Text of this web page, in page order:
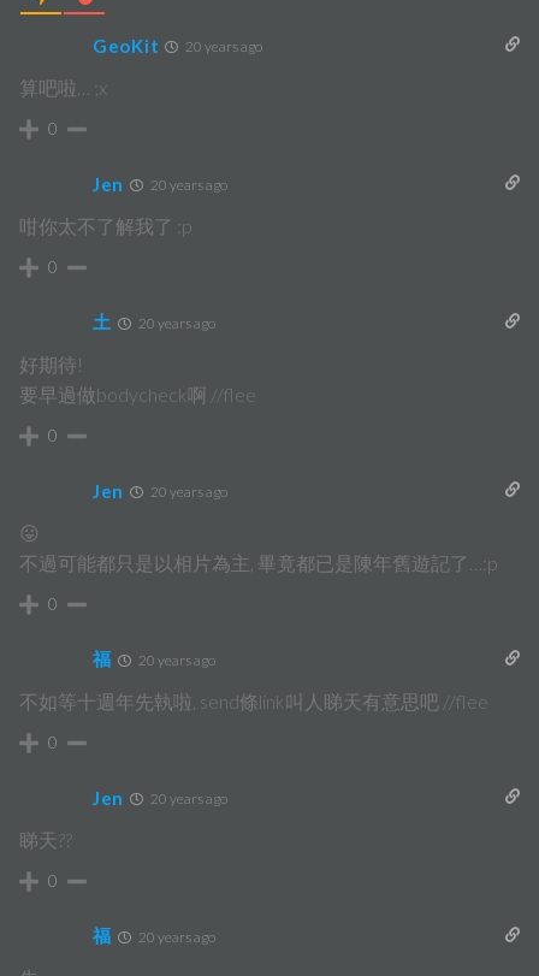
GeoKit 20 years ago
算吧啦… ;x
0
Jen 20 years ago
咁你太不了解我了 :p
0
土 20 years ago
好期待!
要早過做bodycheck啊 //flee
0
Jen 20 years ago
😛
不過可能都只是以相片為主, 畢竟都已是陳年舊遊記了…:p
0
福 20 years ago
不如等十週年先執啦, send條link叫人睇天有意思吧 //flee
0
Jen 20 years ago
睇天??
0
福 20 years ago